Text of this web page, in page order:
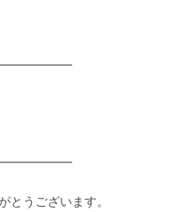
とうございます。